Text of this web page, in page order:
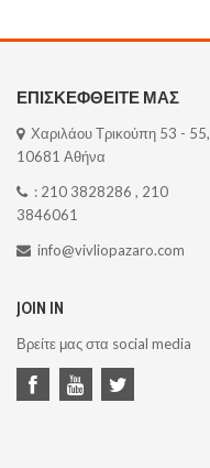
ΕΠΙΣΚΕΦΘΕΙΤΕ ΜΑΣ
Χαριλάου Τρικούπη 53 - 55,
10681 Αθήνα
: 210 3828286 , 210
3846061
info@vivliopazaro.com
JOIN IN
Βρείτε μας στα social media